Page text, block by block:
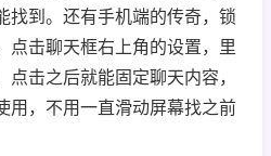
找到。还有手机端的传奇，锁
点击聊天框右上角的设置，里
击之后就能固定聊天内容，
用，不用一直滑动屏幕找之前